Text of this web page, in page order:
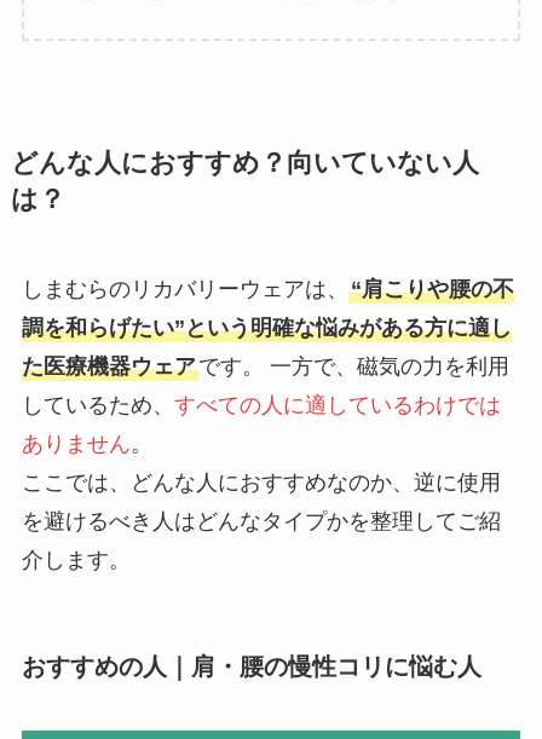
どんな人におすすめ？向いていない人
は？
しまむらのリカバリーウェアは、 “肩こりや腰の不
調を和らげたい”という明確な悩みがある方に適し
た医療機器ウェアです。 一方で、磁気の力を利用
しているため、 すべての人に適しているわけでは
ありません。
ここでは、どんな人におすすめなのか、逆に使用
を避けるべき人はどんなタイプかを整理してご紹
介します。
おすすめの人｜肩・腰の慢性コリに悩む人